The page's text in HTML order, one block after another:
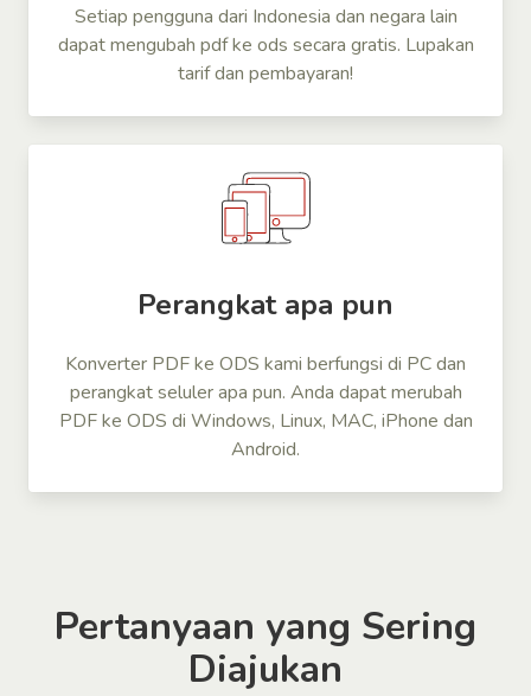
Setiap pengguna dari Indonesia dan negara lain
dapat mengubah pdf ke ods secara gratis. Lupakan
tarif dan pembayaran!
Perangkat apa pun
Konverter PDF ke ODS kami berfungsi di PC dan
perangkat seluler apa pun. Anda dapat merubah
PDF ke ODS di Windows, Linux, MAC, iPhone dan
Android.
Pertanyaan yang Sering
Diajukan